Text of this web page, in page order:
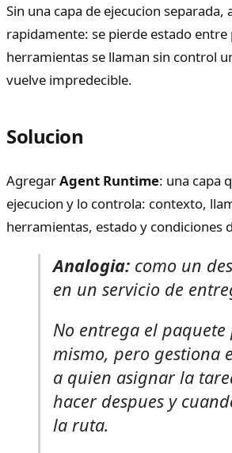
Sin una capa de ejecucion separada,
rapidamente: se pierde estado entre
herramientas se llaman sin control
vuelve impredecible.
Solucion
AgregarAgent Runtime: una capa
ejecucion y lo controla: contexto,
herramientas, estado y condiciones
Analogia: como un
en un servicio de
No entrega el paquete
mismo, pero gestiona
a quien asignar la
hacer despues y
la ruta.